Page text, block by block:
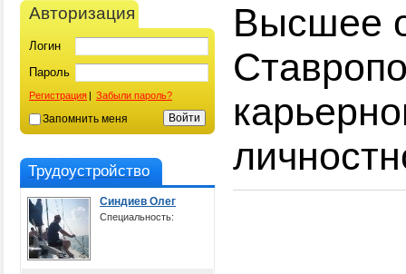
Авторизация
Логин
Пароль
Регистрация | Забыли пароль?
Запомнить меня
Трудоустройство
Синдиев Олег
Специальность:
Высшее